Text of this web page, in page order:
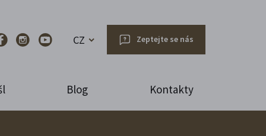
CZ Zeptejte se nás
Blog Kontakty